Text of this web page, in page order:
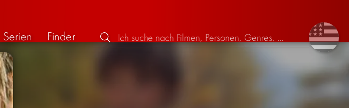
Serien Finder